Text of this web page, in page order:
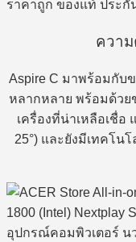
ควา
Aspire C มาพร้อมกับ
หลากหลาย พร้อมด้วย
เครื่องที่น่าเหลือเชื่อ
25°) และยังมีเทคโน